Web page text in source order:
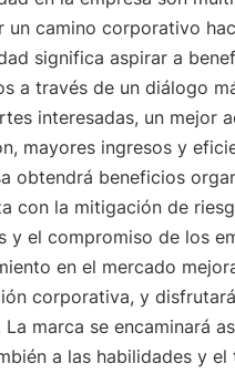
un camino corporativo
significa aspirar a
a través de un diálogo
interesadas, un mejor
mayores ingresos y
obtendrá beneficios
con la mitigación de
y el compromiso de los
en el mercado
corporativa, y
marca se encaminará
a las habilidades y el